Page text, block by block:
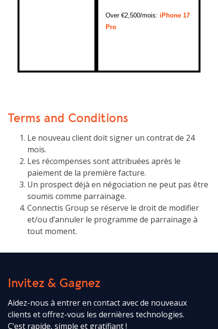
Over €2,500/mois: iPhone 17
Pro
Terms and Conditions
Le nouveau client doit signer un contrat de 24
mois.
Les récompenses sont attribuées après le
paiement de la première facture.
Un prospect déjà en négociation ne peut pas être
soumis comme parrainage.
Connectis Group se réserve le droit de modifier
et/ou d’annuler le programme de parrainage à
tout moment.
Invitez & Gagnez
Aidez-nous à entrer en contact avec de nouveaux
clients et offrez-vous les dernières technologies.
C’est rapide, simple et gratifiant !